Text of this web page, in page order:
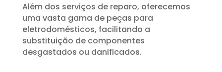
Além dos serviços de reparo, oferecemos
uma vasta gama de peças para
eletrodomésticos, facilitando a
substituição de componentes
desgastados ou danificados.